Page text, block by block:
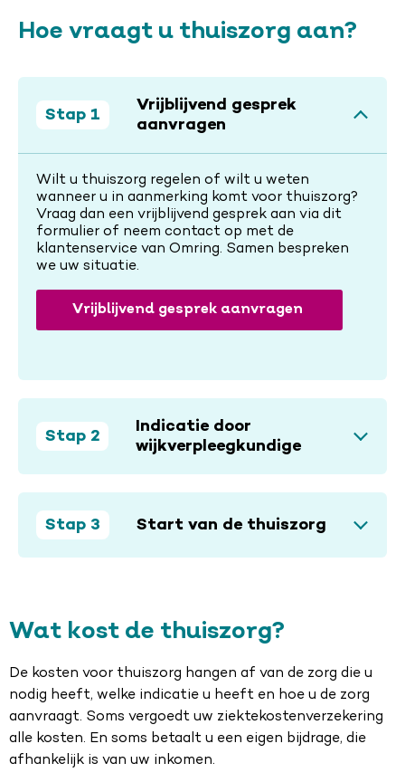
Hoe vraagt u thuiszorg aan?
Stap 1
Vrijblijvend gesprek
aanvragen
Wilt u thuiszorg regelen of wilt u weten
wanneer u in aanmerking komt voor thuiszorg?
Vraag dan een vrijblijvend gesprek aan via dit
formulier of neem contact op met de
klantenservice van Omring. Samen bespreken
we uw situatie.
Vrijblijvend gesprek aanvragen
Stap 2
Indicatie door
wijkverpleegkundige
Stap 3 Start van de thuiszorg
Wat kost de thuiszorg?
De kosten voor thuiszorg hangen af van de zorg die u
nodig heeft, welke indicatie u heeft en hoe u de zorg
aanvraagt. Soms vergoedt uw ziektekostenverzekering
alle kosten. En soms betaalt u een eigen bijdrage, die
afhankelijk is van uw inkomen.